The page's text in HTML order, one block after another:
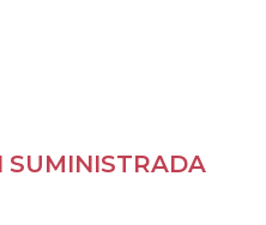
SUMINISTRADA